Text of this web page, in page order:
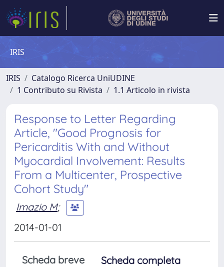
IRIS
IRIS
Catalogo Ricerca UniUDINE
1 Contributo su Rivista
1.1 Articolo in rivista
Response to Letter Regarding
Article, "Good Prognosis for
Pericarditis With and Without
Myocardial Involvement: Results
From a Multicenter, Prospective
Cohort Study"
Imazio M;
2014-01-01
Scheda breve
Scheda completa